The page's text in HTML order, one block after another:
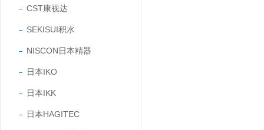
CST康视达
SEKISUI积水
NISCON日本精器
日本IKO
日本IKK
日本HAGITEC